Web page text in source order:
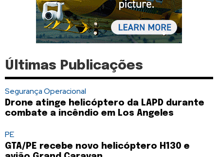
Últimas Publicações
Segurança Operacional
Drone atinge helicóptero da LAPD durante
combate a incêndio em Los Angeles
PE
GTA/PE recebe novo helicóptero H130 e